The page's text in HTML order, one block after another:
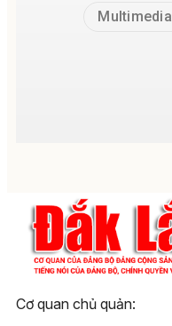
Multimedia
Cơ quan chủ quản: